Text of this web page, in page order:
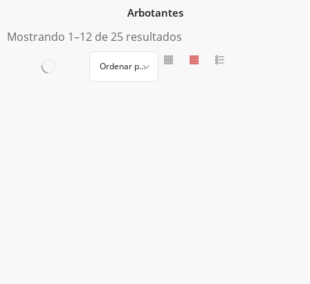
Arbotantes
Mostrando 1–12 de 25 resultados